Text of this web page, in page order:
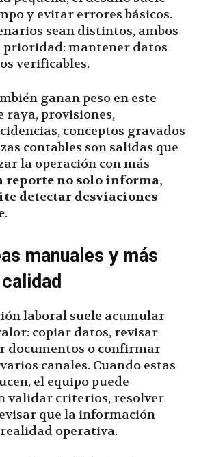
y evitar errores básicos.
sean distintos, ambos
prioridad: mantener datos
verificables.
ganan peso en este
raya, provisiones,
conceptos gravados
contables son salidas que
la operación con más
reporte no solo informa,
detectar desviaciones
.
manuales y más
laboral suele acumular
copiar datos, revisar
documentos o confirmar
canales. Cuando estas
el equipo puede
validar criterios, resolver
que la información
operativa.